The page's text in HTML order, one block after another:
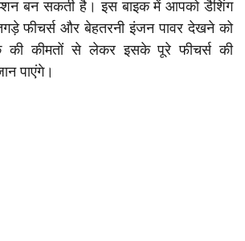
बन सकती है। इस बाइक में आपको डैशिंग
फीचर्स और बेहतरनी इंजन पावर देखने को
की कीमतों से लेकर इसके पूरे फीचर्स की
पाएंगे।